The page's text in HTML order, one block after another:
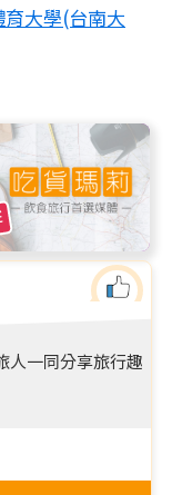
育大學(台南大
人一同分享旅行趣